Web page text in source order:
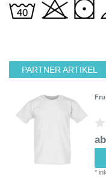
PARTNER ARTIKEL
*